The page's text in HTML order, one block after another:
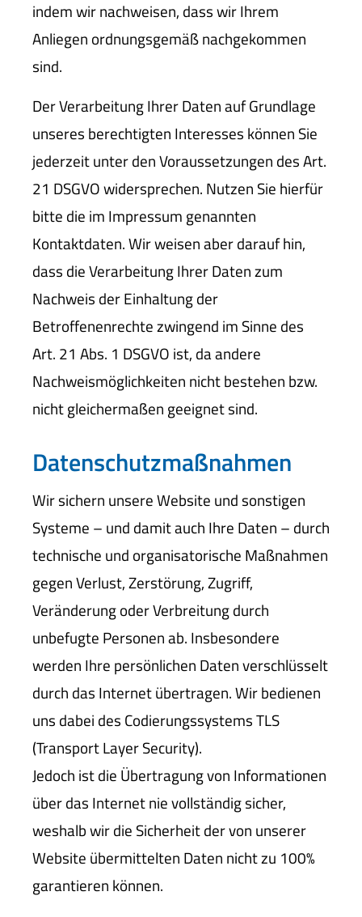
indem wir nachweisen, dass wir Ihrem
Anliegen ordnungsgemäß nachgekommen
sind.
Der Verarbeitung Ihrer Daten auf Grundlage
unseres berechtigten Interesses können Sie
jederzeit unter den Voraussetzungen des Art.
21 DSGVO widersprechen. Nutzen Sie hierfür
bitte die im Impressum genannten
Kontaktdaten. Wir weisen aber darauf hin,
dass die Verarbeitung Ihrer Daten zum
Nachweis der Einhaltung der
Betroffenenrechte zwingend im Sinne des
Art. 21 Abs. 1 DSGVO ist, da andere
Nachweismöglichkeiten nicht bestehen bzw.
nicht gleichermaßen geeignet sind.
Datenschutzmaßnahmen
Wir sichern unsere Website und sonstigen
Systeme – und damit auch Ihre Daten – durch
technische und organisatorische Maßnahmen
gegen Verlust, Zerstörung, Zugriff,
Veränderung oder Verbreitung durch
unbefugte Per­sonen ab. Insbesondere
werden Ihre persönlichen Daten verschlüsselt
durch das Internet übertragen. Wir bedienen
uns dabei des Codierungssystems TLS
(Transport Layer Security).
Jedoch ist die Übertragung von Informationen
über das Internet nie vollständig sicher,
weshalb wir die Sicherheit der von unserer
Website übermittelten Daten nicht zu 100%
garantieren können.